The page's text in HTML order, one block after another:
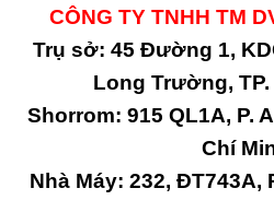
CÔNG TY TNHH TM
Trụ sở: 45 Đường 1,
Long Trường,
Shorrom: 915 QL1A, P.
Chí
Nhà Máy: 232, ĐT743A,